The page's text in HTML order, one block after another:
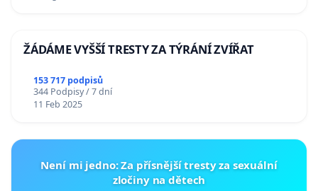
ŽÁDÁME VYŠŠÍ TRESTY ZA TÝRÁNÍ ZVÍŘAT
153 717 podpisů
344 Podpisy / 7 dní
11 Feb 2025
Není mi jedno: Za přísnější tresty za sexuální
zločiny na dětech